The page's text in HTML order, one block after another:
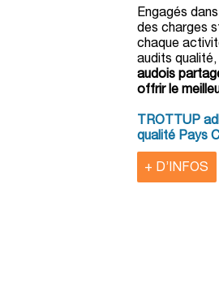
Engagés
des charges
chaque
audits qualité,
audois
offrir le
TROTTUP
qualité Pays
+ D’INFOS